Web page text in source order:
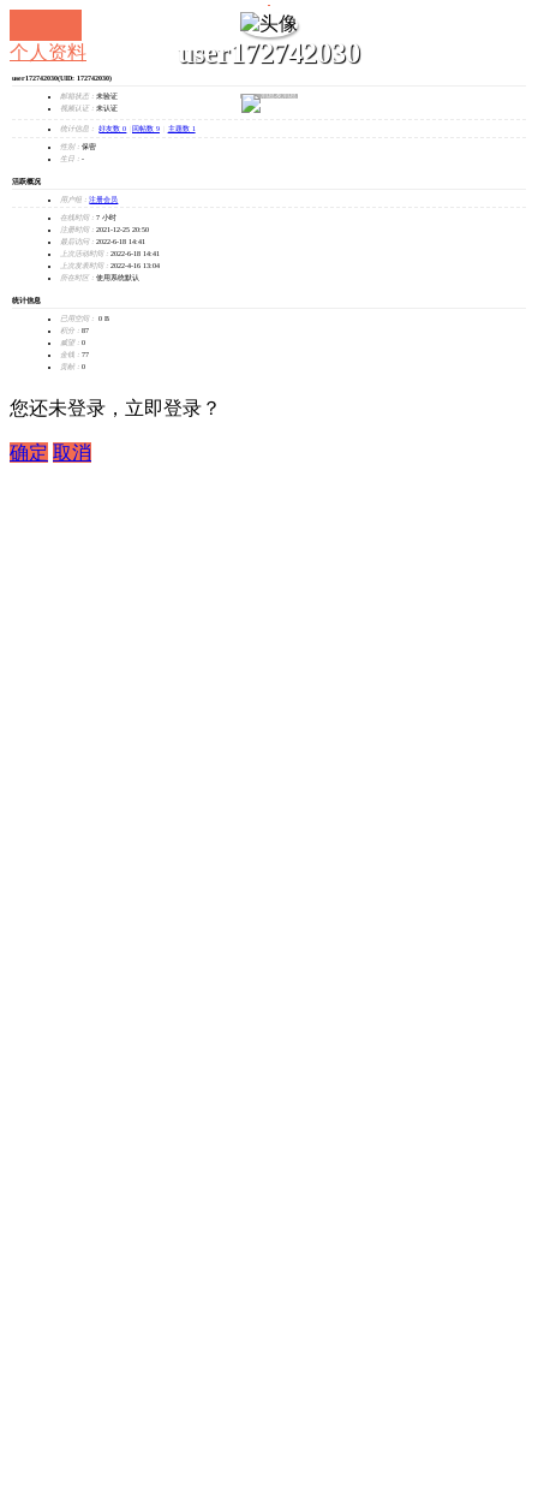
user172742030
发消息
个人资料
user172742030(UID: 172742030)
邮箱状态： 未验证
视频认证： 未认证
统计信息： 好友数 0 回帖数 9 主题数 1
性别： 保密
生日： -
活跃概况
用户组： 注册会员
在线时间： 7 小时
注册时间： 2021-12-25 20:50
最后访问： 2022-6-18 14:41
上次活动时间： 2022-6-18 14:41
上次发表时间： 2022-4-16 13:04
所在时区： 使用系统默认
统计信息
已用空间：
0 B
积分： 87
威望： 0
金钱： 77
贡献： 0
您还未登录，立即登录？
确定 取消